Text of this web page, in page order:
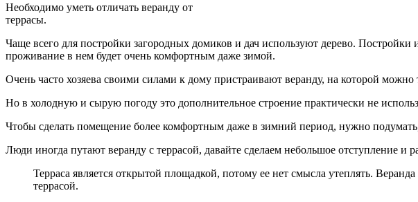
Необходимо уметь отличать веранду от
террасы.
Чаще всего для постройки загородных домиков и дач используют дерево.
проживание в нем будет очень комфортным даже зимой.
Очень часто хозяева своими силами к дому пристраивают веранду, на которой
Но в холодную и сырую погоду это дополнительное строение практически не
Чтобы сделать помещение более комфортным даже в зимний период, нужно
Люди иногда путают веранду с террасой, давайте сделаем небольшое отступление и
Терраса является открытой площадкой, потому ее нет смысла утеплять.
террасой.